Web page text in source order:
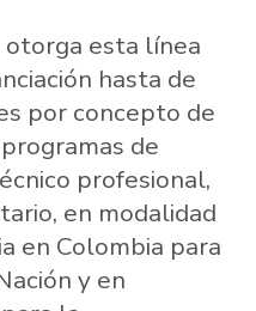
otorga esta línea
hasta de
por concepto de
de
profesional,
en modalidad
en Colombia para
y en